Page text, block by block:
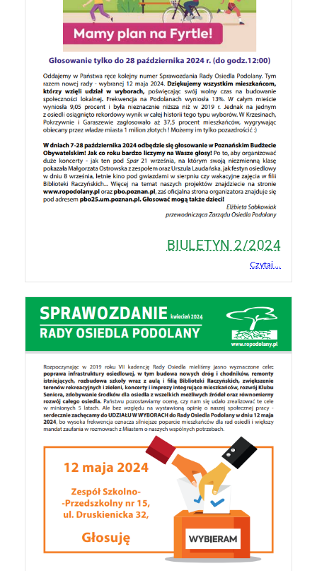
BIULETYN 2/2024
Czytaj ...